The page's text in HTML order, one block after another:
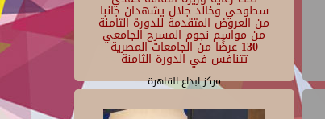
سطوحي وخالد جلال يشهدان جانبا
من العروض المتقدمة للدورة الثامنة
من مواسم نجوم المسرح الجامعي
130 عرضًا من الجامعات المصرية
تتنافس في الدورة الثامنة
مركز ابداع القاهرة